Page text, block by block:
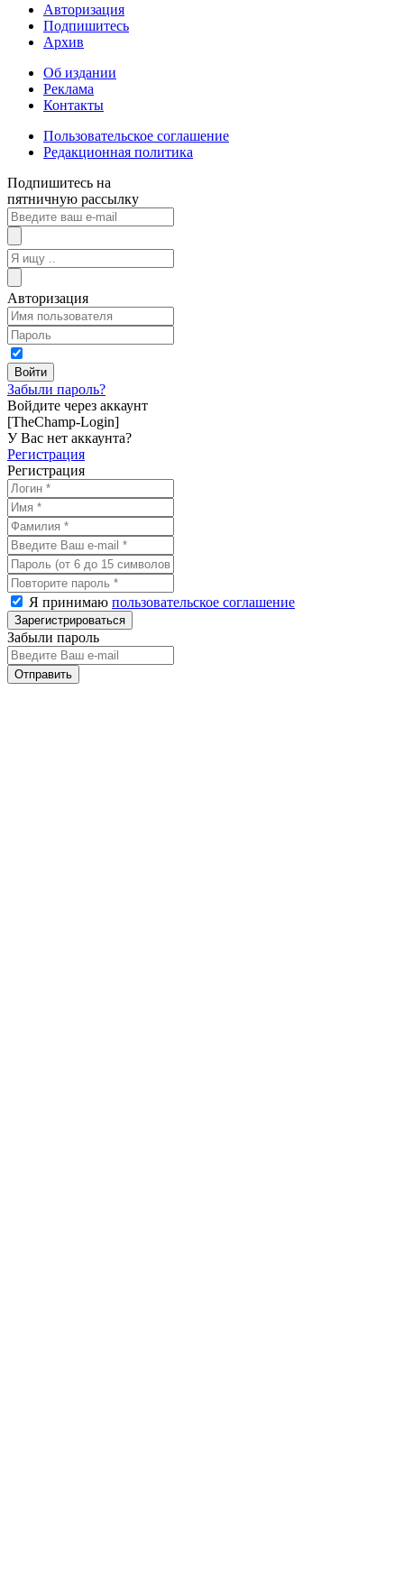
Авторизация
Подпишитесь
Архив
Об издании
Реклама
Контакты
Пользовательское соглашение
Редакционная политика
Подпишитесь на
пятничную рассылку
Авторизация
Забыли пароль?
Войдите через аккаунт
[TheChamp-Login]
У Вас нет аккаунта?
Регистрация
Регистрация
Я принимаю пользовательское соглашение
Забыли пароль